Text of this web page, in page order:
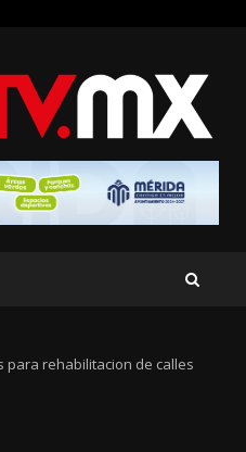
para rehabilitacion de calles